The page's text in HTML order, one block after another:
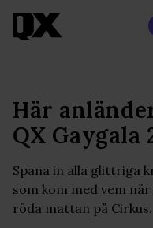
Här
QX Gaygala
Spana in alla glittriga
som kom med vem
röda mattan på Cirkus.